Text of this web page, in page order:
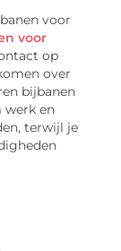
voor
voor
op
over
bijbanen
werk en
terwijl je